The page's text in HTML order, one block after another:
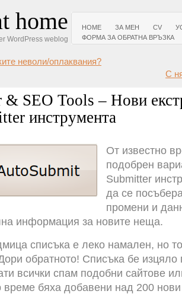
home
WordPress weblog
HOME ЗА МЕН CV
ФОРМА ЗА ОБРАТНА ВРЪЗКА
неволи/оплаквания?
С
& SEO Tools – Нови
инструмента
От известно
подобрен
Submitter
да се
промени и
информация за новите неща.
списъка е леко намален, но
обратното! Списъка бе изцяло
всички спам подобни сайтове
бяха добавени над 200